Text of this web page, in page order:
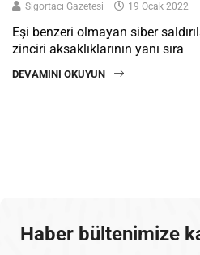
Sigortacı Gazetesi 19 Ocak 2022
Eşi benzeri olmayan siber
zinciri aksaklıklarının yanı sıra
DEVAMINI OKUYUN
Haber bültenimize